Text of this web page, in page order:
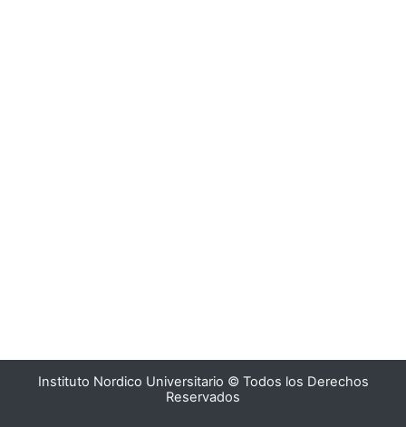
Instituto Nordico Universitario © Todos los Derechos
Reservados